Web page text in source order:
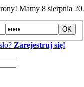
Mamy 8 sierpnia
Zarejestruj się!